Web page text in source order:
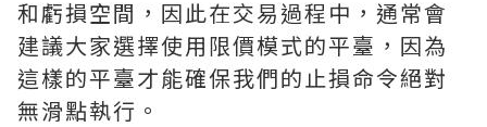
和虧損空間，因此在交易過程中，通常會
建議大家選擇使用限價模式的平臺，因為
這樣的平臺才能確保我們的止損命令絕對
無滑點執行。